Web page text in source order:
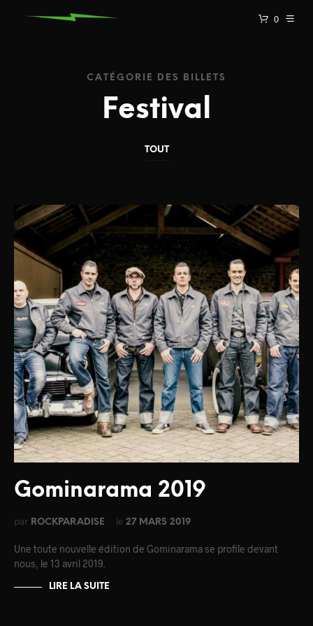
0
CATÉGORIE DES BILLETS
Festival
TOUT
Gominarama 2019
par ROCKPARADISE le 27 MARS 2019
Une toute nouvelle édition de Gominarama se profile devant
nous, le 13 avril 2019.
LIRE LA SUITE